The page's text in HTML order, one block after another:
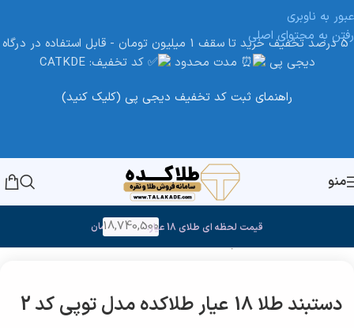
عبور به ناوبری
رفتن به محتوای اصلی
5 درصد تخفیف خرید تا سقف 1 میلیون تومان - قابل استفاده در درگاه
دیجی پی
مدت محدود
کد تخفیف: CATKDE
راهنمای ثبت کد تخفیف دیجی پی (کلیک کنید)
منو
تومان18,740,500 قیمت لحظه ای طلای 18 عیار:
دستبند طلا 18 عیار طلاکده مدل توپی کد 2